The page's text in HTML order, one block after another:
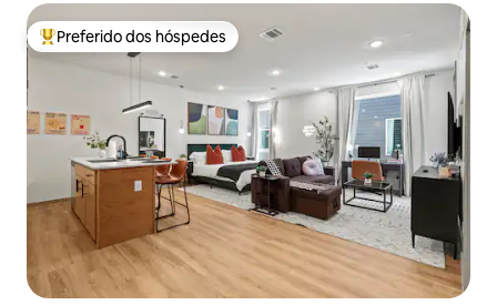
Entre os melhores preferidos dos hóspedes
Preferido dos hóspedes